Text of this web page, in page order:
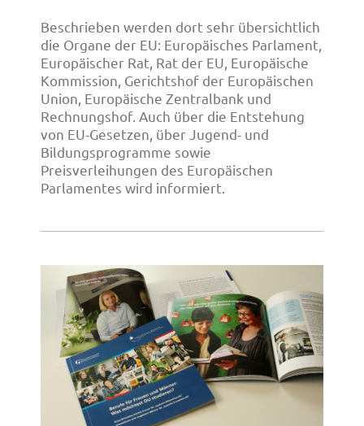
Beschrieben werden dort sehr übersichtlich
die Organe der EU: Europäisches Parlament,
Europäischer Rat, Rat der EU, Europäische
Kommission, Gerichtshof der Europäischen
Union, Europäische Zentralbank und
Rechnungshof. Auch über die Entstehung
von EU-Gesetzen, über Jugend- und
Bildungsprogramme sowie
Preisverleihungen des Europäischen
Parlamentes wird informiert